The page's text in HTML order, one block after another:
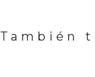
También